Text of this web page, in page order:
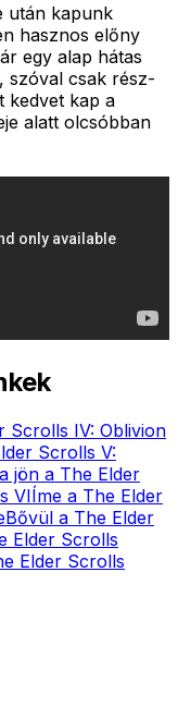
után kapunk
hasznos előny
egy alap hátas
szóval csak rész-
kedvet kap a
alatt olcsóbban
Scrolls IV: Oblivion
Scrolls V:
jön a The Elder
VIÍme a The Elder
Bővül a The Elder
Elder Scrolls
Elder Scrolls